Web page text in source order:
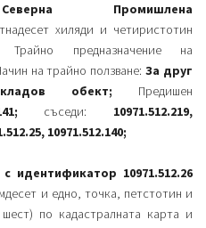
Промишлена
хиляди и четиристотин
Трайно предназначение на
на трайно ползване: За друг
обект; Предишен
съседи: 10971.512.219,
10971.512.140;
идентификатор 10971.512.26
и едно, точка, петстотин и
по кадастралната карта и